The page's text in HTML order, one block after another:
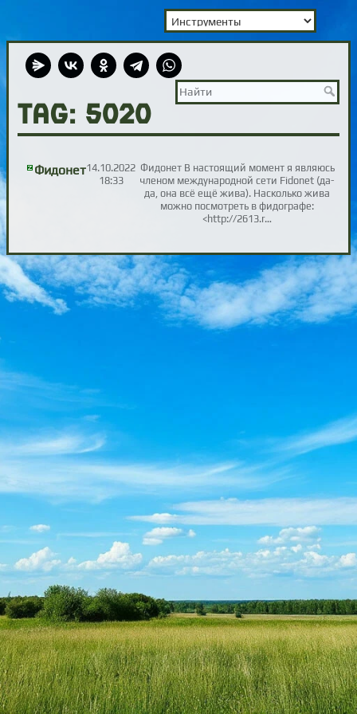
TAG: 5020
Фидонет14.10.2022
18:33
Фидонет В настоящий момент я являюсь
членом международной сети Fidonet (да-
да, она всё ещё жива). Насколько жива
можно посмотреть в фидографе:
<http://2613.r…